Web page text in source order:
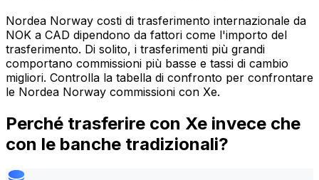
Nordea Norway costi di trasferimento internazionale da
NOK a CAD dipendono da fattori come l'importo del
trasferimento. Di solito, i trasferimenti più grandi
comportano commissioni più basse e tassi di cambio
migliori. Controlla la tabella di confronto per confrontare
le Nordea Norway commissioni con Xe.
Perché trasferire con Xe invece che
con le banche tradizionali?